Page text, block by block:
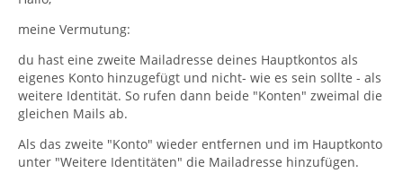
meine Vermutung:
du hast eine zweite Mailadresse deines Hauptkontos als
eigenes Konto hinzugefügt und nicht- wie es sein sollte - als
weitere Identität. So rufen dann beide "Konten" zweimal die
gleichen Mails ab.
Als das zweite "Konto" wieder entfernen und im Hauptkonto
unter "Weitere Identitäten" die Mailadresse hinzufügen.